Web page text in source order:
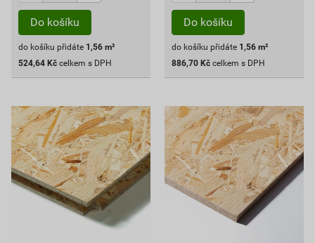
Do košíku
do košíku přidáte 1,56 m²
524,64 Kč celkem s DPH
Do košíku
do košíku přidáte 1,56 m²
886,70 Kč celkem s DPH